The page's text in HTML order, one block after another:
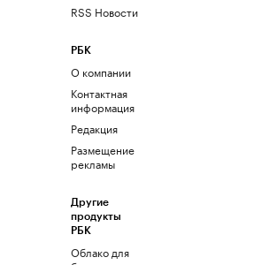
RSS Новости
РБК
О компании
Контактная
информация
Редакция
Размещение
рекламы
Другие
продукты
РБК
Облако для